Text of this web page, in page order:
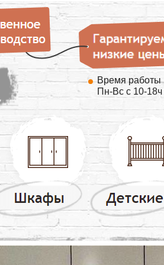
Время работы
Пн-Вс с 10-18ч